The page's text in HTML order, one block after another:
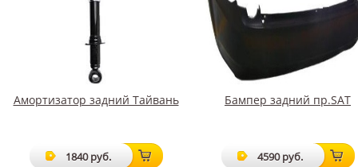
Амортизатор задний Тайвань
1840 руб.
Бампер задний пр.SAT
4590 руб.